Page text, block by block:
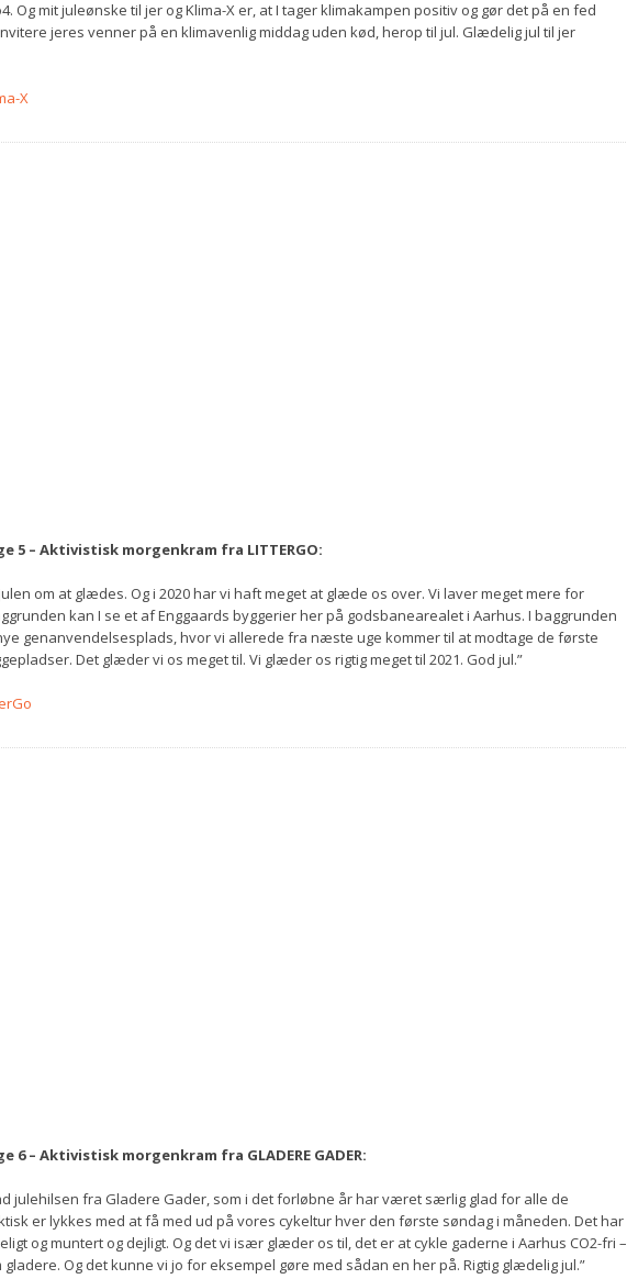
Og mit juleønske til jer og Klima-X er, at I tager klimakampen positiv og gør det på en fed
jeres venner på en klimavenlig middag uden kød, herop til jul. Glædelig jul til jer
X
5 – Aktivistisk morgenkram fra LITTERGO:
om at glædes. Og i 2020 har vi haft meget at glæde os over. Vi laver meget mere for
kan I se et af Enggaards byggerier her på godsbanearealet i Aarhus. I baggrunden
genanvendelsesplads, hvor vi allerede fra næste uge kommer til at modtage de første
Det glæder vi os meget til. Vi glæder os rigtig meget til 2021. God jul.”
6 – Aktivistisk morgenkram fra GLADERE GADER:
julehilsen fra Gladere Gader, som i det forløbne år har været særlig glad for alle de
er lykkes med at få med ud på vores cykeltur hver den første søndag i måneden. Det har
og muntert og dejligt. Og det vi især glæder os til, det er at cykle gaderne i Aarhus CO2-fri –
Og det kunne vi jo for eksempel gøre med sådan en her på. Rigtig glædelig jul.”